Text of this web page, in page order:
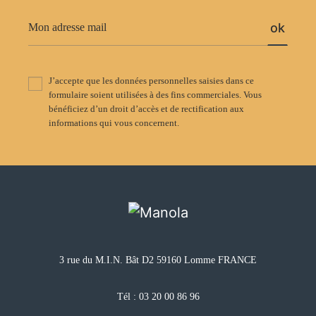
3 rue du M.I.N. Bât D2 59160 Lomme FRANCE
Tél : 03 20 00 86 96
ok
J’accepte que les données personnelles saisies dans ce
formulaire soient utilisées à des fins commerciales. Vous
bénéficiez d’un droit d’accès et de rectification aux
informations qui vous concernent.